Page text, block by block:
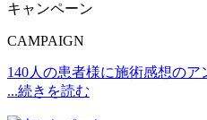
キャンペーン
CAMPAIGN
140人の患者様に施術感想の
...続きを読む